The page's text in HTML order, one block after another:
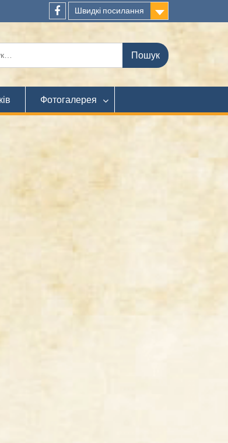
Швидкі посилання
Facebook
Фотогалерея